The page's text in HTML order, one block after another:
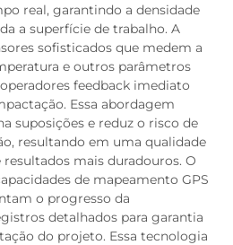
real, garantindo a densidade
a superfície de trabalho. A
sofisticados que medem a
e outros parâmetros
feedback imediato
Essa abordagem
suposições e reduz o risco de
resultando em uma qualidade
mais duradouros. O
de mapeamento GPS
o progresso da
detalhados para garantia
do projeto. Essa tecnologia